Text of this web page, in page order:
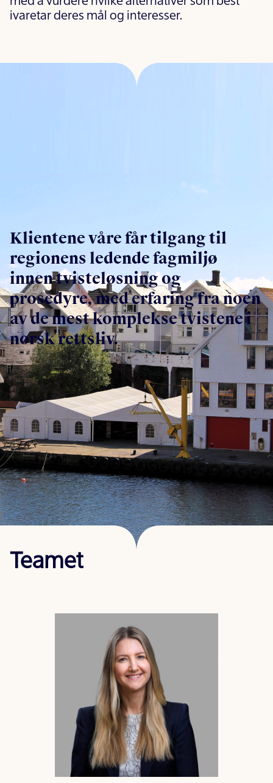
ivaretar deres mål og interesser.
Klientene våre får tilgang til
regionens ledende fagmiljø
innen tvisteløsning og
prosedyre, med erfaring fra noen
av de mest komplekse tvistene i
norsk rettsliv.
Teamet